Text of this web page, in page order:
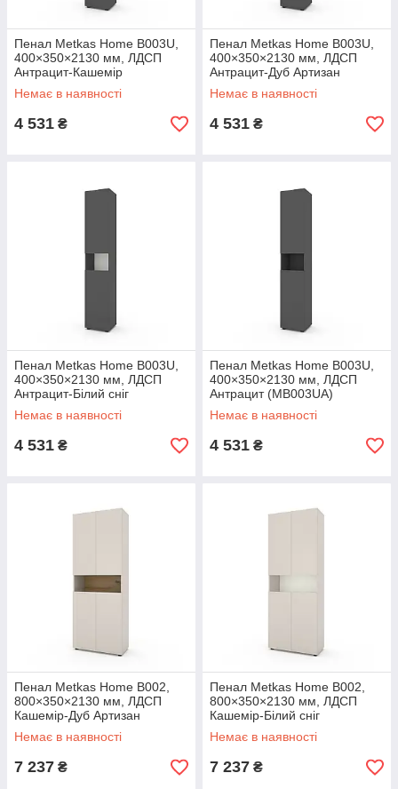
Пенал Metkas Home B003U,
400×350×2130 мм, ЛДСП
Антрацит-Кашемір
(MB003UAK)
Немає в наявності
4 531 ₴
Пенал Metkas Home B003U,
400×350×2130 мм, ЛДСП
Антрацит-Дуб Артизан
(MB003UADA)
Немає в наявності
4 531 ₴
Пенал Metkas Home B003U,
400×350×2130 мм, ЛДСП
Антрацит-Білий сніг
(MB003UAW)
Немає в наявності
4 531 ₴
Пенал Metkas Home B003U,
400×350×2130 мм, ЛДСП
Антрацит (MB003UA)
Немає в наявності
4 531 ₴
Пенал Metkas Home B002,
800×350×2130 мм, ЛДСП
Кашемір-Дуб Артизан
(MB002KDA)
Немає в наявності
7 237 ₴
Пенал Metkas Home B002,
800×350×2130 мм, ЛДСП
Кашемір-Білий сніг
(MB002KW)
Немає в наявності
7 237 ₴